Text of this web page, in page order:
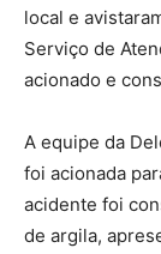
local e
Serviço de
acionado e
A equipe da
foi acionada
acidente foi
de argila,